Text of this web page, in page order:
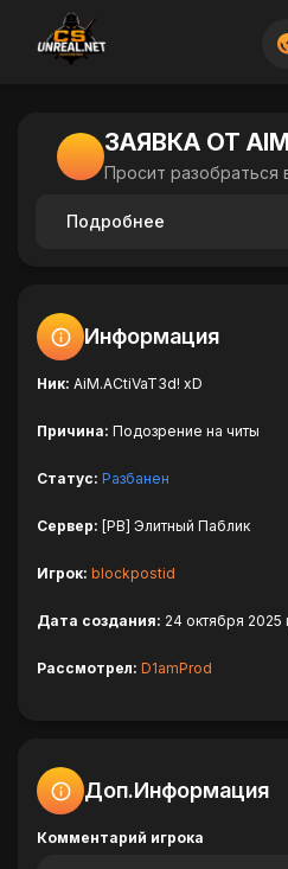
ЗАЯВКА ОТ
Просит разобраться
Подробнее
Информация
Ник: AiM.ACtiVaT3d! xD
Причина: Подозрение на читы
Статус: Разбанен
Сервер: [PB] Элитный Паблик
Игрок: blockpostid
Дата создания: 24 октября 2025
Рассмотрел: D1amProd
Доп.Информация
Комментарий игрока